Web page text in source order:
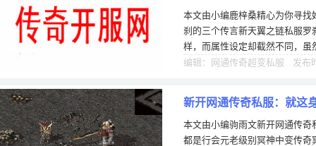
本文由小编鹿梓桑精心为你寻
刹的三个传言新天翼之链私服
样，而属性设定却截然不同，
低的设定模式，但是罗刹拥有0
编辑：网通传奇超变私服 发布
新开网通传奇私服：就这
会元老级别
本文由小编驹雨文新开网通传
都是行会元老级别冥神中变传